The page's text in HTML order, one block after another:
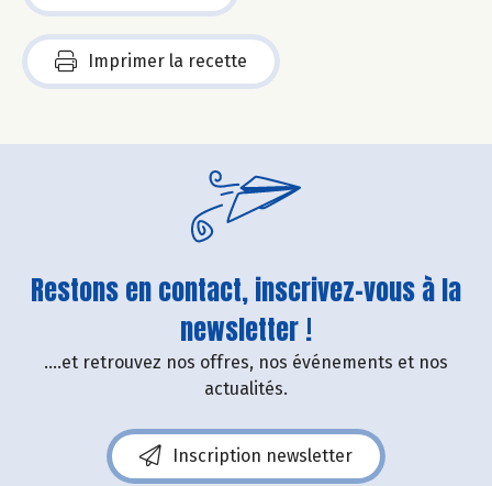
Imprimer la recette
Restons en contact, inscrivez-vous à la
newsletter !
....et retrouvez nos offres, nos événements et nos
actualités.
Inscription newsletter